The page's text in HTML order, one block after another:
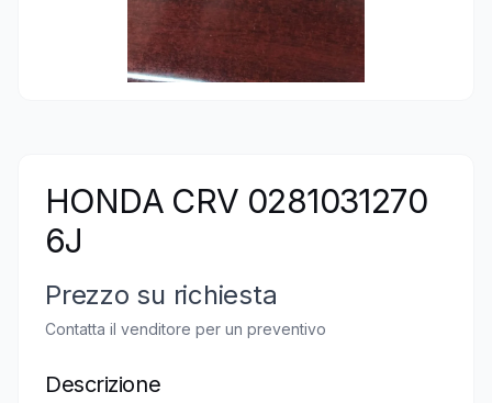
HONDA CRV 0281031270
6J
Prezzo su richiesta
Contatta il venditore per un preventivo
Descrizione